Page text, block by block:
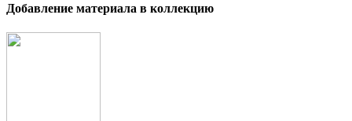
Добавление материала в коллекцию